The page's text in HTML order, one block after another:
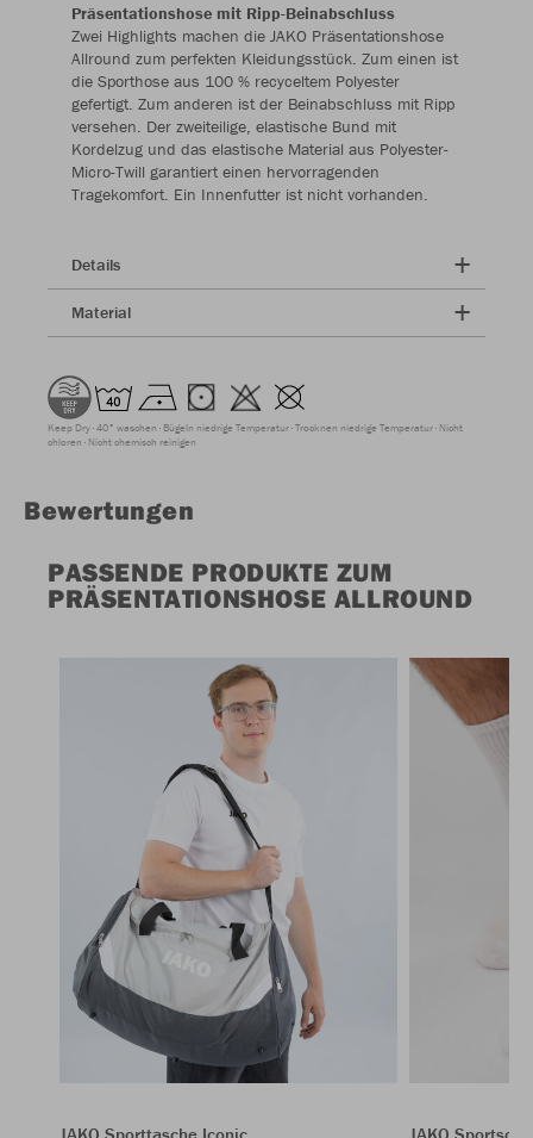
Präsentationshose mit Ripp-Beinabschluss
Zwei Highlights machen die JAKO Präsentationshose
Allround zum perfekten Kleidungsstück. Zum einen ist
die Sporthose aus 100 % recyceltem Polyester
gefertigt. Zum anderen ist der Beinabschluss mit Ripp
versehen. Der zweiteilige, elastische Bund mit
Kordelzug und das elastische Material aus Polyester-
Micro-Twill garantiert einen hervorragenden
Tragekomfort. Ein Innenfutter ist nicht vorhanden.
Details
Material
Keep Dry 40° waschen Bügeln niedrige Temperatur Trocknen niedrige Temperatur Nicht
chloren Nicht chemisch reinigen
Bewertungen
PASSENDE PRODUKTE ZUM
PRÄSENTATIONSHOSE ALLROUND